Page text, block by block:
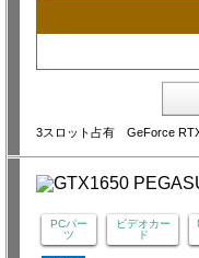
3スロット占有 GeForce
PCパー
ツ
ビデオカー
ド